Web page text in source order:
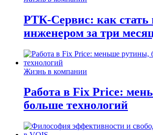
РТК-Сервис: как
инженером за три
Жизнь в компании
Работа в Fix Price:
больше технологий